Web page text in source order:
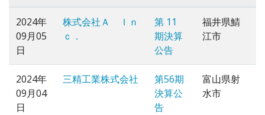
2024年
09月05
日
株式会社Ａ Ｉｎ
ｃ．
第 11
期決算
公告
福井県鯖
江市
2024年
09月04
日
三精工業株式会社
第56期
決算公
告
富山県射
水市